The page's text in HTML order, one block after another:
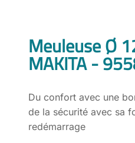
Meuleuse Ø
MAKITA -
Du confort avec une
de la sécurité avec sa
redémarrage